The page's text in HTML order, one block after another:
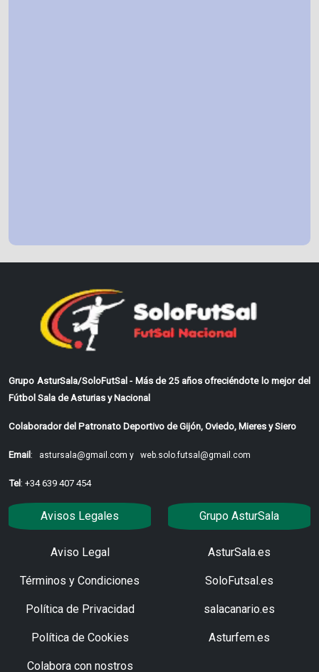
Grupo AsturSala/SoloFutSal - Más de 25 años ofreciéndote lo mejor del
Fútbol Sala de Asturias y Nacional
Colaborador del Patronato Deportivo de Gijón, Oviedo, Mieres y Siero
Email: astursala@gmail.com y web.solo.futsal@gmail.com
Tel: +34 639 407 454
Avisos Legales
Aviso Legal
Términos y Condiciones
Política de Privacidad
Política de Cookies
Colabora con nostros
Grupo AsturSala
AsturSala.es
SoloFutsal.es
salacanario.es
Asturfem.es